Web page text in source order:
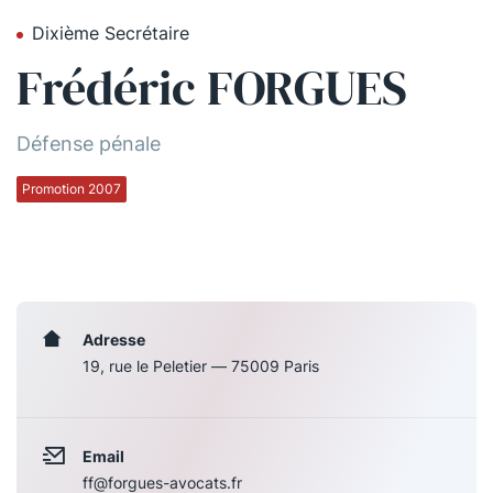
Dixième Secrétaire
Frédéric FORGUES
Défense pénale
Promotion 2007
Adresse
19, rue le Peletier — 75009 Paris
Email
ff@forgues-avocats.fr
Qui sommes-nous ?
La Conférence
La Conférence
Le Concours de la Conférence
La Conférence Berryer